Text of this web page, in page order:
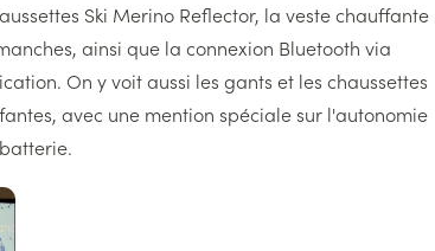
Ski Merino Reflector, la veste chauffante
ainsi que la connexion Bluetooth via
On y voit aussi les gants et les chaussettes
avec une mention spéciale sur l'autonomie